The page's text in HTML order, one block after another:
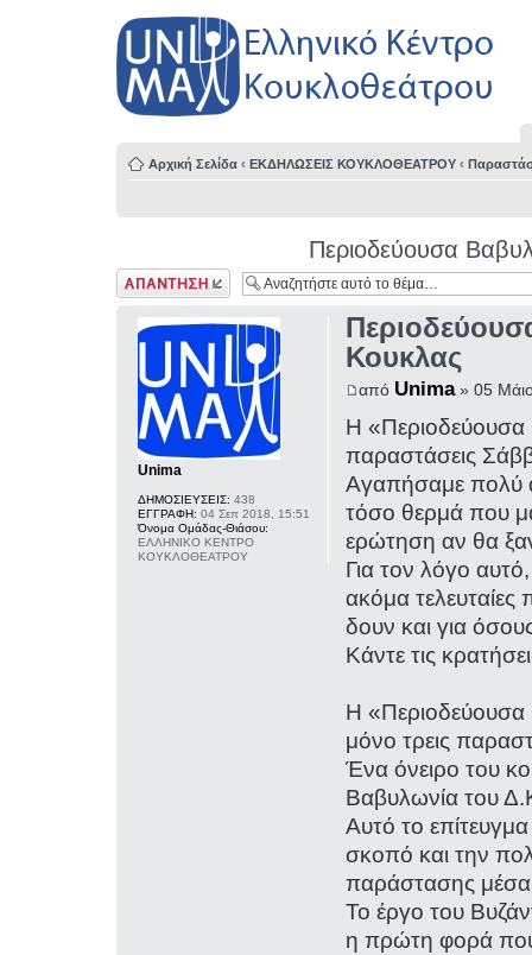
Αρχική Σελίδα ‹ ΕΚΔΗΛΩΣΕΙΣ ΚΟΥΚΛΟΘΕΑΤΡΟΥ ‹
Περιοδεύουσα
Δημιουργία
απάντησης
Κουκλας
από Unima» 05
Η
παραστάσεις
Αγαπήσαμε πολύ
τόσο θερμά που
ερώτηση αν θα
Για τον λόγο
ακόμα
δουν και για
Κάντε τις
Η
μόνο τρεις
Ένα όνειρο του
Βαβυλωνία του
Αυτό το
σκοπό και την
παράστασης
Το έργο του
η πρώτη φορά που
Unima
ΔΗΜΟΣΙΕΥΣΕΙΣ: 438
ΕΓΓΡΑΦΗ: 04 Σεπ 2018, 15:51
Όνομα Ομάδας-Θιάσου:
ΕΛΛΗΝΙΚΟ ΚΕΝΤΡΟ
ΚΟΥΚΛΟΘΕΑΤΡΟΥ